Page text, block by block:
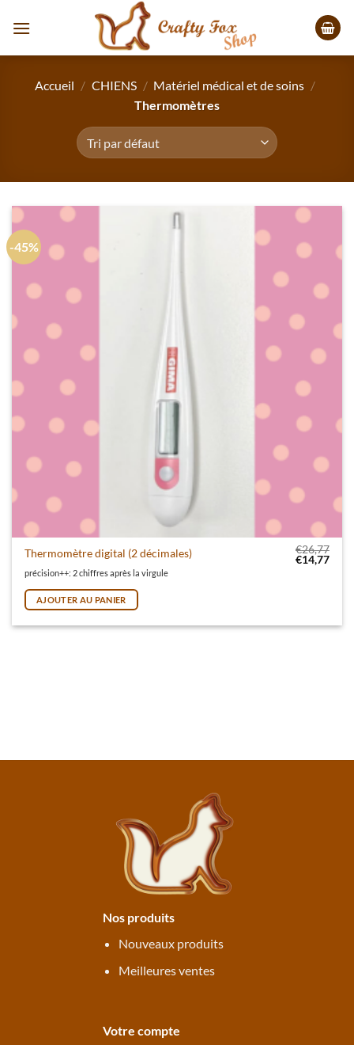
Accueil / CHIENS / Matériel médical et de soins /
Thermomètres
-45%
Thermomètre digital (2 décimales) €26,77
Le prix
€14,77Le
précision++: 2 chiffres après la virgule
AJOUTER AU PANIER
Nos produits
Nouveaux produits
Meilleures ventes
Votre compte